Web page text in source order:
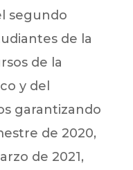
segundo
de la
de la
y del
garantizando
de 2020,
de 2021,